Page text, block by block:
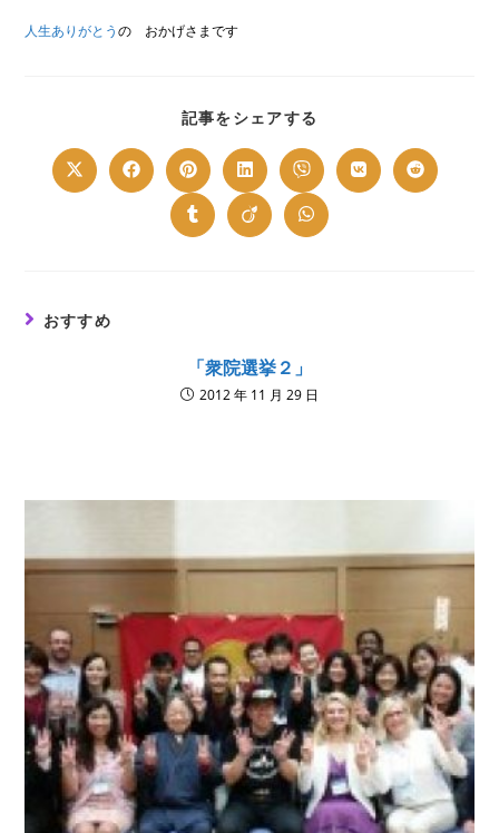
人生ありがとうの おかげさまです
記事をシェアする
CONTENT
Opens
in
Opens
in
window
Opens
in
a
new
window
Opens
in
a
new
window
Opens
in
a
new
window
Opens
in
Opens
in
Opens
in
Opens
in
Opens
in
おすすめ
「衆院選挙２」
2012 年 11 月 29 日